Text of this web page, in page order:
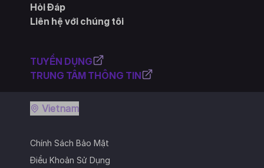
Hỏi Đáp
Liên hệ với chúng tôi
TUYỂN DỤNG
TRUNG TÂM THÔNG TIN
Chính Sách Bảo Mật
Điều Khoản Sử Dụng
Vietnam